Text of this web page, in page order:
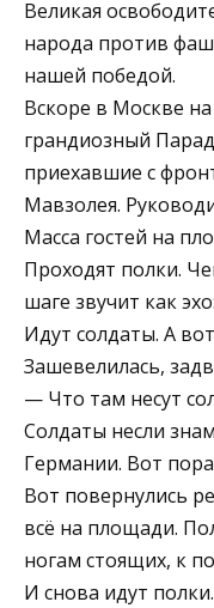
Великая
народа против
нашей победой.
Вскоре в Москве
грандиозный
приехавшие с
Мавзолея.
Масса гостей на
Проходят полки.
шаге звучит как
Идут солдаты. А
Зашевелилась,
— Что там несут
Солдаты несли
Германии. Вот
Вот повернулись
всё на площади.
ногам стоящих, к
И снова идут